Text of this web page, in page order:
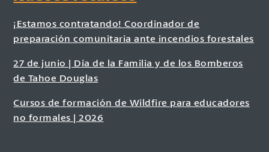
¡Estamos contratando! Coordinador de
preparación comunitaria ante incendios forestales
27 de junio | Día de la Familia y de los Bomberos
de Tahoe Douglas
Cursos de formación de Wildfire para educadores
no formales | 2026